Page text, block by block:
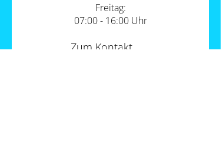
Freitag:
07:00 - 16:00 Uhr
Zum Kontakt